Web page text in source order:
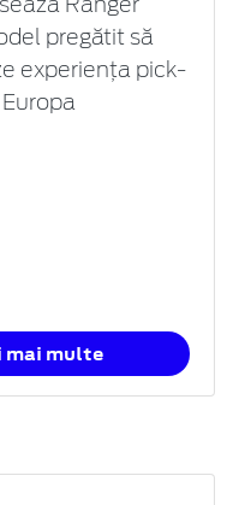
Ranger
pregătit să
experienţa pick-
mai multe